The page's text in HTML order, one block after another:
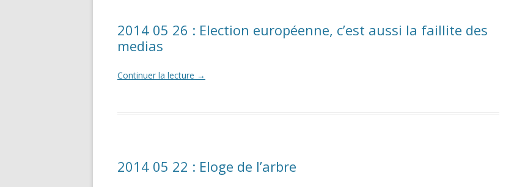
2014 05 26 : Election européenne, c’est aussi la faillite des
medias
Continuer la lecture →
2014 05 22 : Eloge de l’arbre